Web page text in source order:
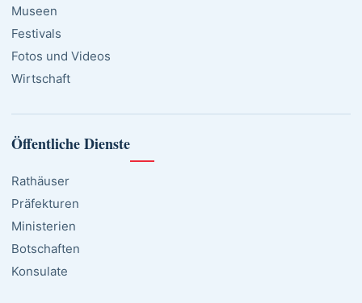
Museen
Festivals
Fotos und Videos
Wirtschaft
Öffentliche Dienste
Rathäuser
Präfekturen
Ministerien
Botschaften
Konsulate